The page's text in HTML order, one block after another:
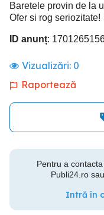
Baretele provin de la
Ofer si rog seriozitate!
ID anunț:
Vizualizări: 0
Raportează
Pentru a
Publi24.ro
Intră în